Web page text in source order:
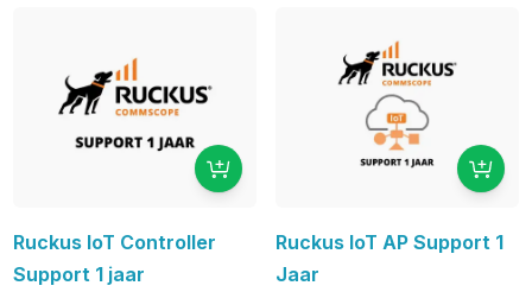
Ruckus IoT Controller
Support 1 jaar
Ruckus IoT AP Support 1
Jaar